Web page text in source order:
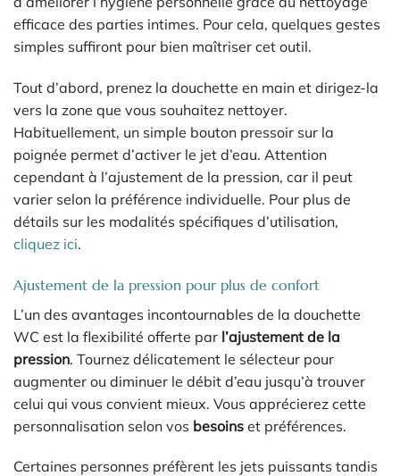
efficace des parties intimes. Pour cela, quelques gestes
simples suffiront pour bien maîtriser cet outil.
Tout d’abord, prenez la douchette en main et dirigez-la
vers la zone que vous souhaitez nettoyer.
Habituellement, un simple bouton pressoir sur la
poignée permet d’activer le jet d’eau. Attention
cependant à l’ajustement de la pression, car il peut
varier selon la préférence individuelle. Pour plus de
détails sur les modalités spécifiques d’utilisation,
cliquez ici.
Ajustement de la pression pour plus de confort
L’un des avantages incontournables de la douchette
WC est la flexibilité offerte par l’ajustement de la
pression. Tournez délicatement le sélecteur pour
augmenter ou diminuer le débit d’eau jusqu’à trouver
celui qui vous convient mieux. Vous apprécierez cette
personnalisation selon vos besoins et préférences.
Certaines personnes préfèrent les jets puissants tandis